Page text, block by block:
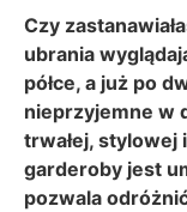
Czy
ubrania
półce, a już po
nieprzyjemne w
trwałej, stylowej
garderoby jest
pozwala